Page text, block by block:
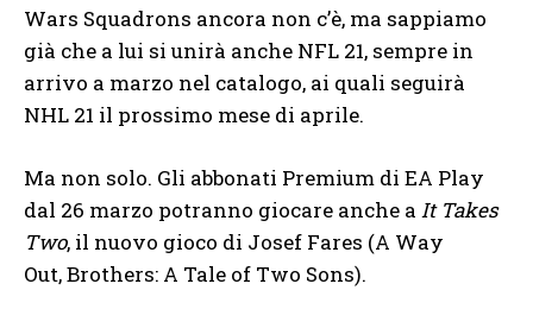
Wars Squadrons ancora non c’è, ma sappiamo
già che a lui si unirà anche NFL 21, sempre in
arrivo a marzo nel catalogo, ai quali seguirà
NHL 21 il prossimo mese di aprile.
Ma non solo. Gli abbonati Premium di EA Play
dal 26 marzo potranno giocare anche a It Takes
Two, il nuovo gioco di Josef Fares (A Way
Out, Brothers: A Tale of Two Sons).